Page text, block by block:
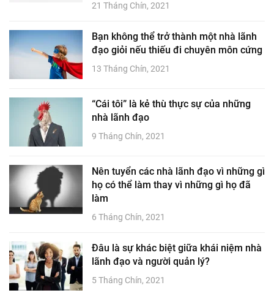
21 Tháng Chín, 2021
Bạn không thể trở thành một nhà lãnh
đạo giỏi nếu thiếu đi chuyên môn cứng
13 Tháng Chín, 2021
“Cái tôi” là kẻ thù thực sự của những
nhà lãnh đạo
9 Tháng Chín, 2021
Nên tuyển các nhà lãnh đạo vì những gì
họ có thể làm thay vì những gì họ đã
làm
6 Tháng Chín, 2021
Đâu là sự khác biệt giữa khái niệm nhà
lãnh đạo và người quản lý?
5 Tháng Chín, 2021